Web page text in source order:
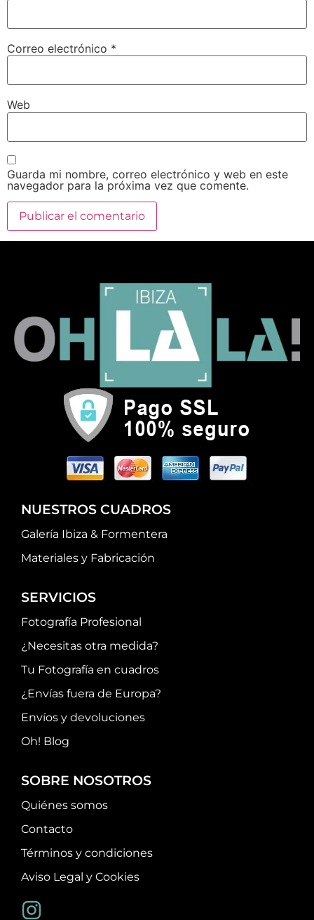
Correo electrónico *
Web
Guarda mi nombre, correo electrónico y web en este
navegador para la próxima vez que comente.
NUESTROS CUADROS
Galería Ibiza & Formentera
Materiales y Fabricación
SERVICIOS
Fotografía Profesional
¿Necesitas otra medida?
Tu Fotografía en cuadros
¿Envías fuera de Europa?
Envíos y devoluciones
Oh! Blog
SOBRE NOSOTROS
Quiénes somos
Contacto
Términos y condiciones
Aviso Legal y Cookies